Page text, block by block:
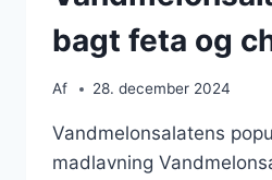
bagt feta og
Af 28. december 2024
Vandmelonsalatens
madlavning